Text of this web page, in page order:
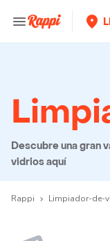
Descubre una gran
vidrios aquí
Rappi Limpiador-de-